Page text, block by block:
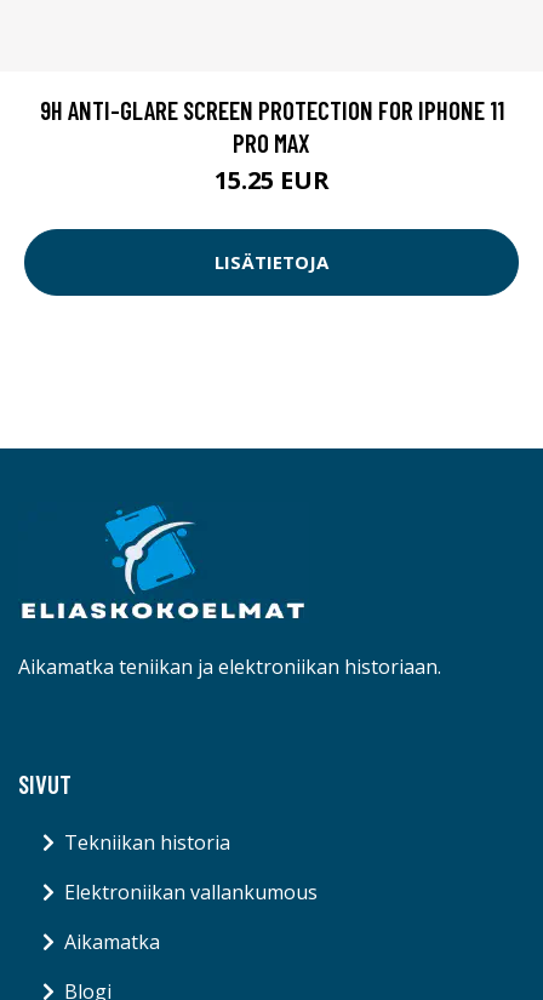
9H ANTI-GLARE SCREEN PROTECTION FOR IPHONE 11
PRO MAX
15.25 EUR
LISÄTIETOJA
Aikamatka teniikan ja elektroniikan historiaan.
SIVUT
Tekniikan historia
Elektroniikan vallankumous
Aikamatka
Blogi